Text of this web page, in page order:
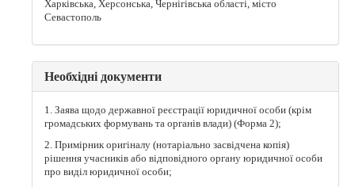
Харківська, Херсонська, Чернігівська області, місто
Севастополь
Необхідні документи
1. Заява щодо державної реєстрації юридичної особи (крім
громадських формувань та органів влади) (Форма 2);
2. Примірник оригіналу (нотаріально засвідчена копія)
рішення учасників або відповідного органу юридичної особи
про виділ юридичної особи;